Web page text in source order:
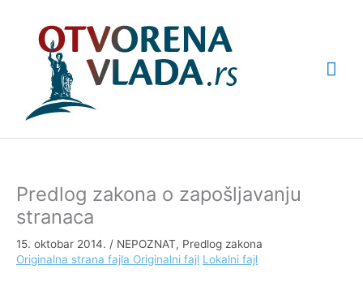
Predlog zakona o zapošljavanju
stranaca
15. oktobar 2014. / NEPOZNAT, Predlog zakona
Originalna strana fajla Originalni fajl Lokalni fajl